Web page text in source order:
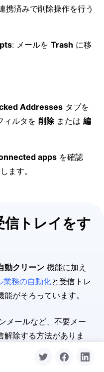
携済みで削除操作を行う
: メールを Trash に移
Addresses タブを
ィルタを 削除または 編
apps を確認
ます。
トレイをす
動クリーン 機能に加え
業務の自動化と受信トレ
がそろっています。
メールなど、不要メー
解除する方法がありま
を一括解除でき、後から